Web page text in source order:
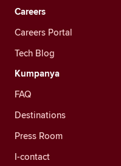
Careers
Careers Portal
Tech Blog
Kumpanya
FAQ
Destinations
Press Room
I-contact